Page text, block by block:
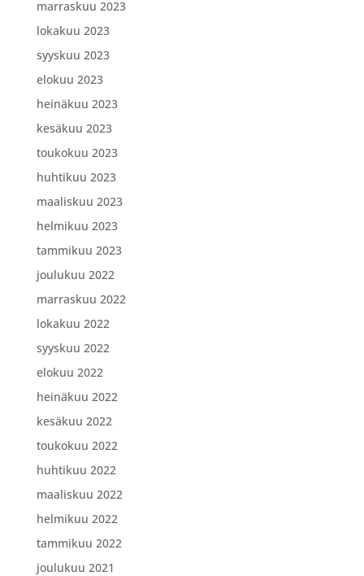
marraskuu 2023
lokakuu 2023
syyskuu 2023
elokuu 2023
heinäkuu 2023
kesäkuu 2023
toukokuu 2023
huhtikuu 2023
maaliskuu 2023
helmikuu 2023
tammikuu 2023
joulukuu 2022
marraskuu 2022
lokakuu 2022
syyskuu 2022
elokuu 2022
heinäkuu 2022
kesäkuu 2022
toukokuu 2022
huhtikuu 2022
maaliskuu 2022
helmikuu 2022
tammikuu 2022
joulukuu 2021